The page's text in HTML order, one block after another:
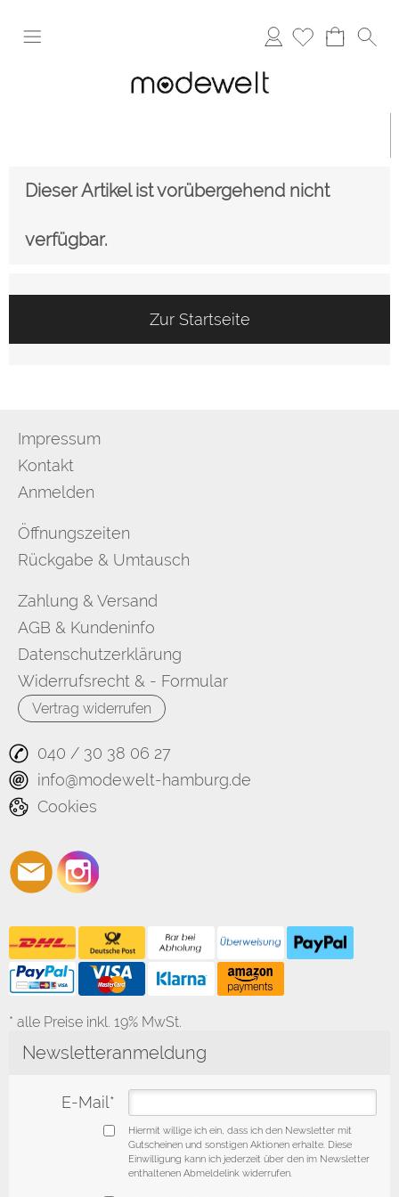
Anmelden
Dieser Artikel ist vorübergehend nicht
verfügbar.
Zur Startseite
Impressum
Kontakt
Anmelden
Öffnungszeiten
Rückgabe & Umtausch
Zahlung & Versand
AGB & Kundeninfo
Datenschutzerklärung
Widerrufsrecht & - Formular
Vertrag widerrufen
040 / 30 38 06 27
info@modewelt-hamburg.de
Cookies
* alle Preise inkl. 19% MwSt.